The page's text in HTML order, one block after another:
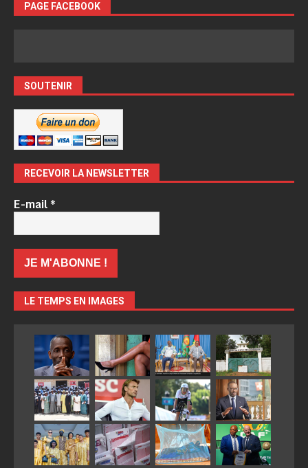
PAGE FACEBOOK
SOUTENIR
RECEVOIR LA NEWSLETTER
E-mail*
LE TEMPS EN IMAGES